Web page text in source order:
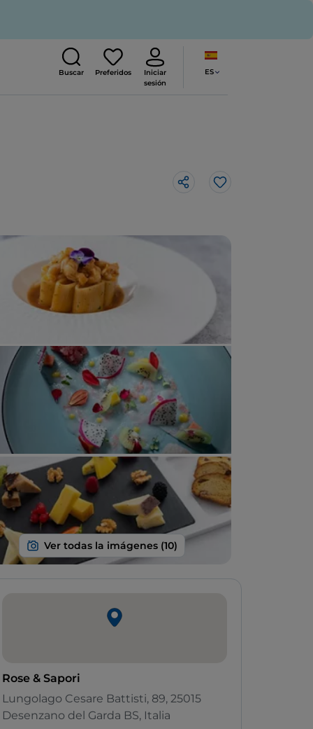
Buscar Preferidos
Iniciar
sesión
ES
Me gusta
Rose & Sapori
Lungolago Cesare Battisti, 89, 25015
Desenzano del Garda BS, Italia